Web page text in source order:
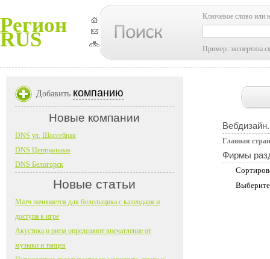
Регион
RUS
Ключевое слово или
Пример: экспертиза
Главная
Фирмы
Добавить компанию
Новые компании
DNS ул. Шоссейная
DNS Центральная
DNS Белогорск
Новые статьи
Матч начинается для болельщика с календаря и
доступа к игре
Акустика и ритм определяют впечатление от
музыки и танцев